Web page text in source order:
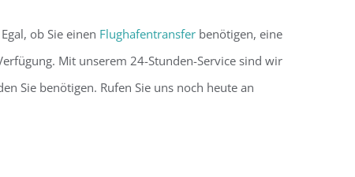
ob Sie einen Flughafentransfer benötigen, eine
Mit unserem 24-Stunden-Service sind wir
Sie benötigen. Rufen Sie uns noch heute an